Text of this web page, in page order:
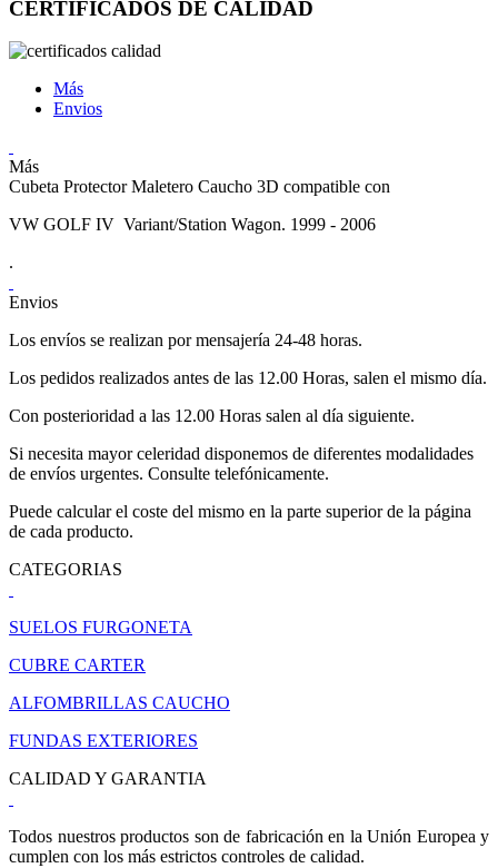
CERTIFICADOS DE CALIDAD
Más
Envios
Más
Cubeta Protector Maletero Caucho 3D compatible con
VW GOLF IV Variant/Station Wagon. 1999 - 2006
.
Envios
Los envíos se realizan por mensajería 24-48 horas.
Los pedidos realizados antes de las 12.00 Horas, salen el mismo día.
Con posterioridad a las 12.00 Horas salen al día siguiente.
Si necesita mayor celeridad disponemos de diferentes modalidades
de envíos urgentes. Consulte telefónicamente.
Puede calcular el coste del mismo en la parte superior de la página
de cada producto.
CATEGORIAS
SUELOS FURGONETA
CUBRE CARTER
ALFOMBRILLAS CAUCHO
FUNDAS EXTERIORES
CALIDAD Y GARANTIA
Todos nuestros productos son de fabricación en la Unión Europea y
cumplen con los más estrictos controles de calidad.